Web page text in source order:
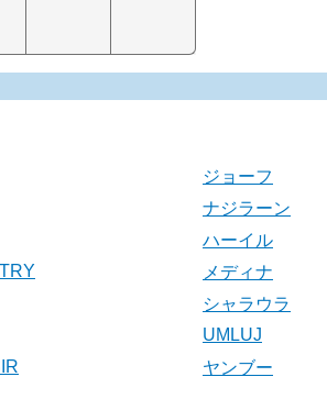
ジョーフ
ナジラーン
ハーイル
メディナ
シャラウラ
UMLUJ
ヤンブー